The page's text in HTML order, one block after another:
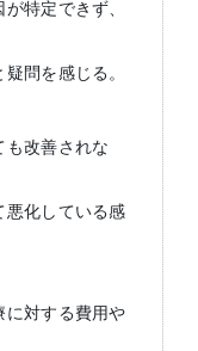
特定できず、
問を感じる。
も改善されな
悪化している感
に対する費用や